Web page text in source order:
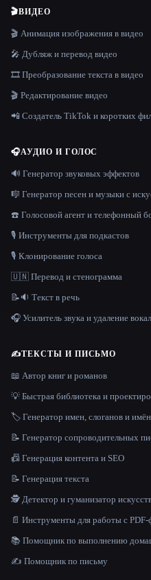
🎬ВИДЕО
🎬 Анимация изображения в видео
🎤 Дубляж и перевод видео
🎞️ Преобразование текста в видео
🎬 Редактирование видео
📲 Создатель TikTok и коротких
🎧АУДИО И ГОЛОС
🔊 Генератор звуковых эффектов
🎼 Генератор песен и музыки с
☎️ Голосовой агент и телефонный
🎙️ Инструменты для подкастов
🎙️ Клонирование голоса
🇺🇳 Перевод и стенограмма
📝🔉 Текст в речь
🎧 Усилитель звука и удаление
✍️ТЕКСТЫ И ПИСЬМО
📖 Автор книг и романов
💡 Быстрая библиотека и
🏷️ Генератор имен, слоганов и имён
📝 Генератор сопроводительных
📠 Генерация контента и SEO
📝 Генерация текста
🕵️ Детектор и гуманизатор
📄 Инструменты для работы с
📚 Помощник по выполнению
✍️ Помощник по письму